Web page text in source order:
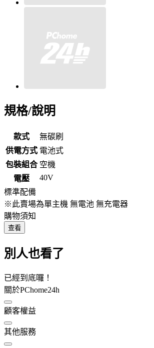
規格/說明
款式
無碳刷
供電方式 電池式
包裝組合 空機
電壓
40V
標準配備
※此賣場為單主機 無電池 無充電器
購物須知
查看
別人也看了
已經到底囉！
關於PChome24h
顧客權益
其他服務